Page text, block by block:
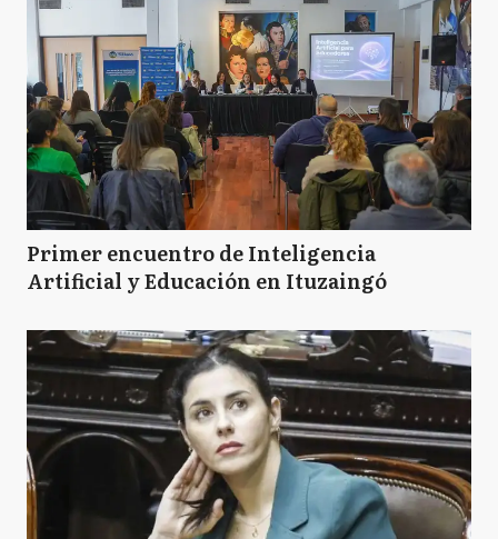
Primer encuentro de Inteligencia
Artificial y Educación en Ituzaingó